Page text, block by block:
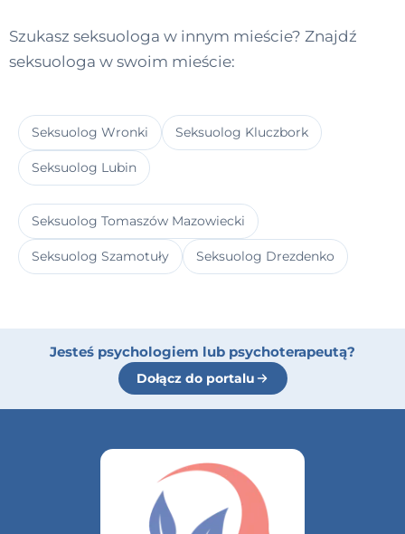
Szukasz seksuologa w innym mieście? Znajdź
seksuologa w swoim mieście:
Seksuolog Wronki Seksuolog Kluczbork
Seksuolog Lubin
Seksuolog Tomaszów Mazowiecki
Seksuolog Szamotuły Seksuolog Drezdenko
Jesteś psychologiem lub psychoterapeutą?
Dołącz do portalu